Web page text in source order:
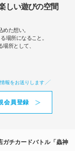
しい遊びの空間
た想い。
場所になること。
所として、
報をお送りします
会員登録
ガチカードバトル「蟲神